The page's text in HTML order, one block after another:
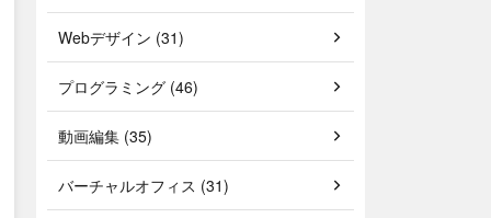
Webデザイン (31)
プログラミング (46)
動画編集 (35)
バーチャルオフィス (31)